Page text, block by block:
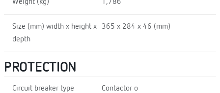
Weight (kg) 1,786
Size (mm) width x height x
depth
365 x 284 x 46 (mm)
PROTECTION
Circuit breaker type
Contactor o